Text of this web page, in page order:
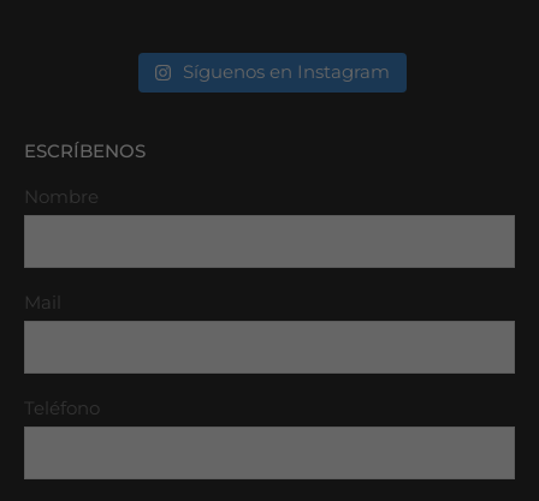
Síguenos en Instagram
ESCRÍBENOS
Nombre
Mail
Teléfono